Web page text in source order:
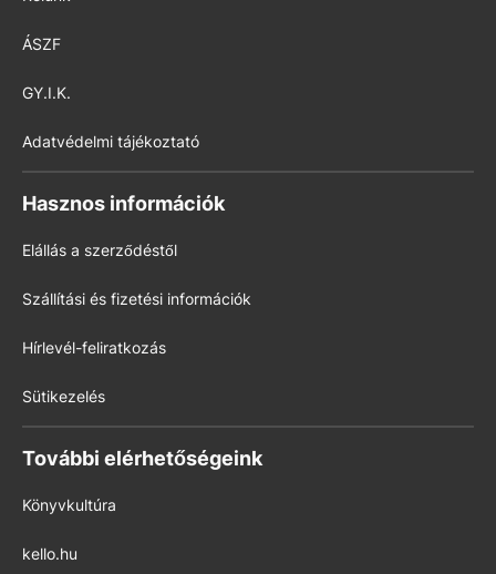
ÁSZF
GY.I.K.
Adatvédelmi tájékoztató
Hasznos információk
Elállás a szerződéstől
Szállítási és fizetési információk
Hírlevél-feliratkozás
Sütikezelés
További elérhetőségeink
Könyvkultúra
kello.hu